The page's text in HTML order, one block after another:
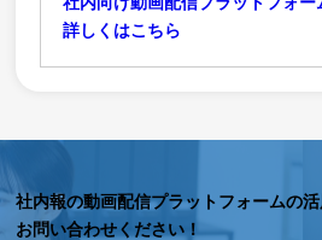
詳しくはこちら
社内報の動画配信プラットフォームの
お問い合わせください！